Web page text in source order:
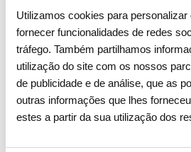
Utilizamos cookies para personalizar
fornecer funcionalidades de redes
tráfego. Também partilhamos
utilização do site com os nossos
de publicidade e de análise, que as
outras informações que lhes
estes a partir da sua utilização dos
estratégia de crescimento orgânico
aquisições pontuais de ativos em
dimensão e um perfil de risco e de
Finalmente, e como amplamente
pelas 11h33 ocorreu um incidente
Sistema Elétrico Nacional. As causas